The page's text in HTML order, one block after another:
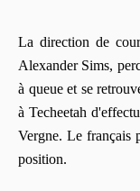
La direction de
Alexander Sims,
à queue et se
à Techeetah
Vergne. Le français
position.